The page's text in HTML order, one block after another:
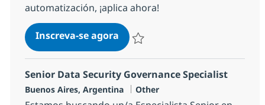
automatización, ¡aplica ahora!
Inscreva-se agoraArquitecto BTP
Senior Data Security Governance Specialist
Localização
Buenos Aires, Argentina Categoria
Other